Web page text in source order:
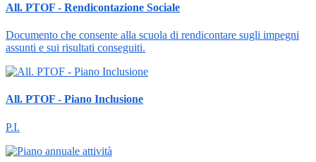
All. PTOF - Rendicontazione Sociale
Documento che consente alla scuola di rendicontare sugli impegni
assunti e sui risultati conseguiti.
All. PTOF - Piano Inclusione
P.I.